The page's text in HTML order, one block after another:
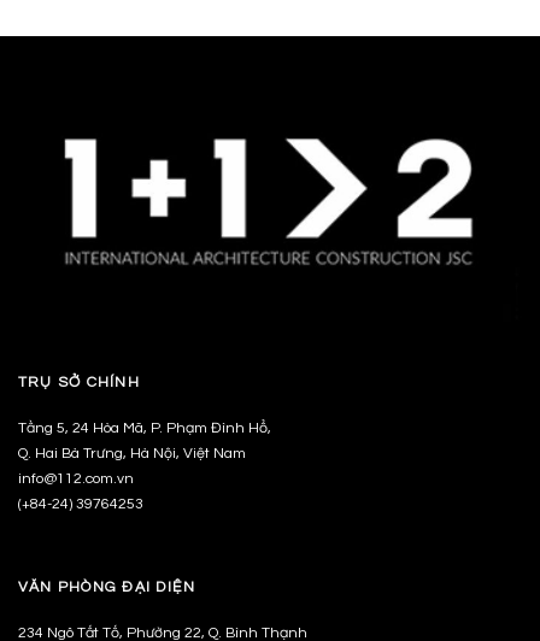
TRỤ SỞ CHÍNH
Tầng 5, 24 Hòa Mã, P. Phạm Đình Hổ,
Q. Hai Bà Trưng, Hà Nội, Việt Nam
info@112.com.vn
(+84-24) 39764253
VĂN PHÒNG ĐẠI DIỆN
234 Ngô Tất Tố, Phường 22, Q. Bình Thạnh